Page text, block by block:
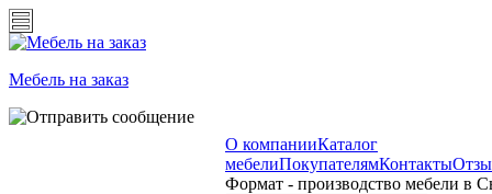
Мебель на заказ
О компанииКаталог
мебелиПокупателямКонтакты
Формат - производство мебели в